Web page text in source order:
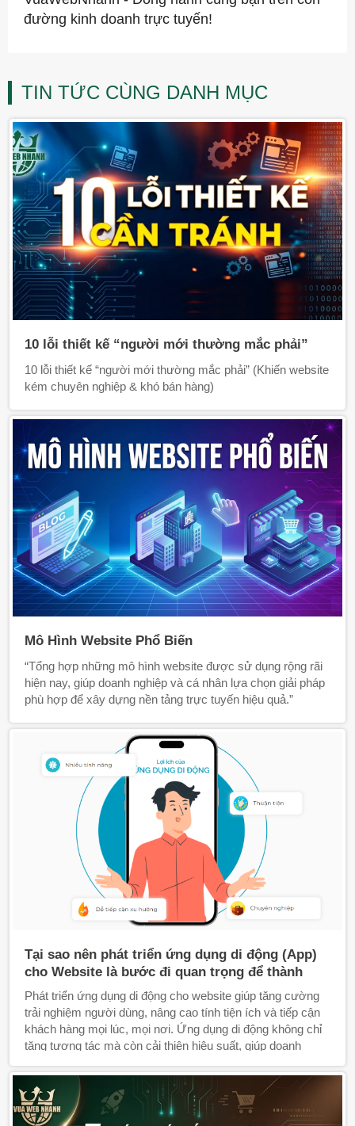
đường kinh doanh trực tuyến!
TIN TỨC CÙNG DANH MỤC
10 lỗi thiết kế “người mới thường mắc phải”
10 lỗi thiết kế “người mới thường mắc phải” (Khiến website
kém chuyên nghiệp & khó bán hàng)
Mô Hình Website Phổ Biến
“Tổng hợp những mô hình website được sử dụng rộng rãi
hiện nay, giúp doanh nghiệp và cá nhân lựa chọn giải pháp
phù hợp để xây dựng nền tảng trực tuyến hiệu quả.”
Tại sao nên phát triển ứng dụng di động (App)
cho Website là bước đi quan trọng để thành
công ?
Phát triển ứng dụng di động cho website giúp tăng cường
trải nghiệm người dùng, nâng cao tính tiện ích và tiếp cận
khách hàng mọi lúc, mọi nơi. Ứng dụng di động không chỉ
tăng tương tác mà còn cải thiện hiệu suất, giúp doanh
quả hơn.